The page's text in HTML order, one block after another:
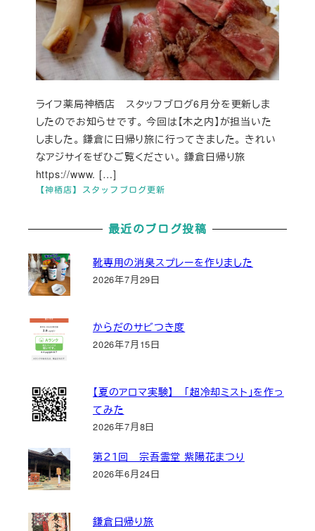
【神栖店】スタッフブログ更新
ライフ薬局神栖店 スタッフブログ6月分を更新しま
したのでお知らせです。 今回は【木之内】が担当いた
しました。 鎌倉に日帰り旅に行ってきました。 きれい
なアジサイをぜひご覧ください。 鎌倉日帰り旅
https://www. […]
最近のブログ投稿
靴専用の消臭スプレーを作りました
2026年7月29日
からだのサビつき度
2026年7月15日
【夏のアロマ実験】 「超冷却ミスト」を作っ
てみた
2026年7月8日
第２１回 宗吾霊堂 紫陽花まつり
2026年6月24日
鎌倉日帰り旅